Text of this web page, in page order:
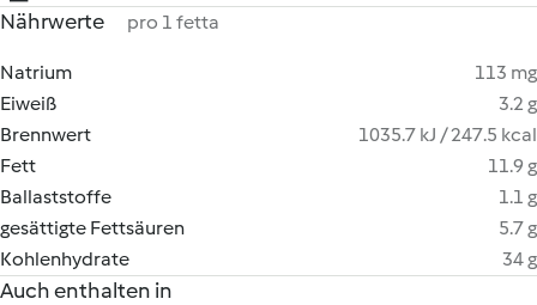
Nährwerte pro 1 fetta
Natrium
113 mg
Eiweiß
3.2 g
Brennwert
1035.7 kJ / 247.5 kcal
Fett
11.9 g
Ballaststoffe
1.1 g
gesättigte Fettsäuren
5.7 g
Kohlenhydrate
34 g
Auch enthalten in